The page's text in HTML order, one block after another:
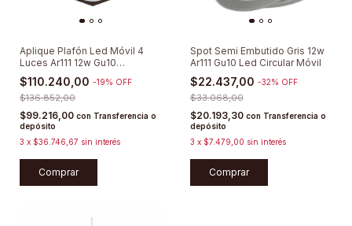
Aplique Plafón Led Móvil 4
Luces Ar111 12w Gu10
Dimerizable
$110.240,00 -19% OFF
$136.852,00
$99.216,00 con Transferencia o
depósito
3 x $36.746,67 sin interés
Comprar
Spot Semi Embutido Gris 12w
Ar111 Gu10 Led Circular Móvil
$22.437,00 -32% OFF
$33.068,00
$20.193,30 con Transferencia o
depósito
3 x $7.479,00 sin interés
Comprar